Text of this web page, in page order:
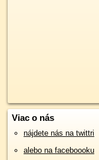
Viac o nás
nájdete nás na twittri
alebo na faceboooku